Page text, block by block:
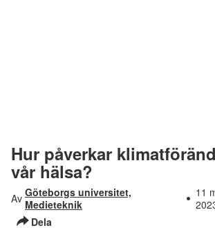
äta
mer
klimatsmart?
Hur påverkar
vår hälsa?
Av Göteborgs universitet,
Medieteknik
11
Dela